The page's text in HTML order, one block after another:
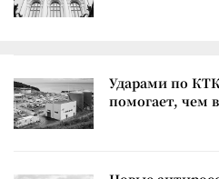
Ударами по
помогает, чем